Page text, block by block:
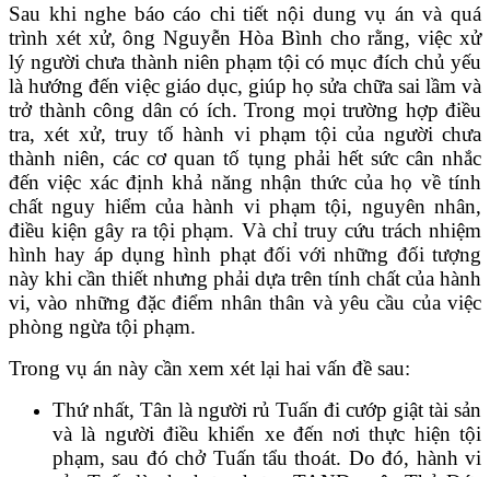
Sau khi nghe báo cáo chi tiết nội dung vụ án và quá
trình xét xử, ông Nguyễn Hòa Bình cho rằng, việc xử
lý người chưa thành niên phạm tội có mục đích chủ yếu
là hướng đến việc giáo dục, giúp họ sửa chữa sai lầm và
trở thành công dân có ích. Trong mọi trường hợp điều
tra, xét xử, truy tố hành vi phạm tội của người chưa
thành niên, các cơ quan tố tụng phải hết sức cân nhắc
đến việc xác định khả năng nhận thức của họ về tính
chất nguy hiểm của hành vi phạm tội, nguyên nhân,
điều kiện gây ra tội phạm. Và chỉ truy cứu trách nhiệm
hình hay áp dụng hình phạt đối với những đối tượng
này khi cần thiết nhưng phải dựa trên tính chất của hành
vi, vào những đặc điểm nhân thân và yêu cầu của việc
phòng ngừa tội phạm.
Trong vụ án này cần xem xét lại hai vấn đề sau:
Thứ nhất, Tân là người rủ Tuấn đi cướp giật tài sản
và là người điều khiển xe đến nơi thực hiện tội
phạm, sau đó chở Tuấn tẩu thoát. Do đó, hành vi